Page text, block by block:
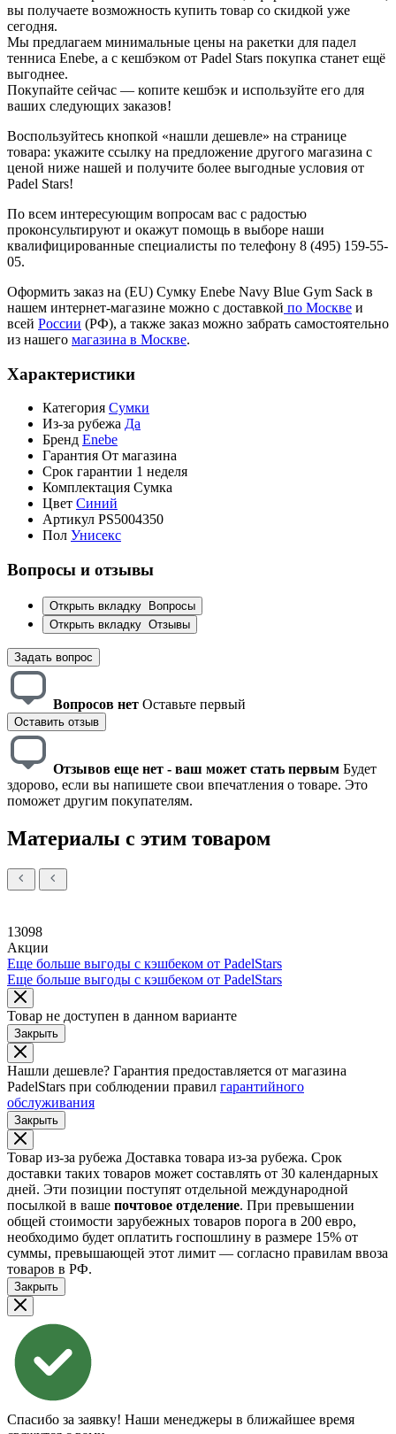
вы получаете возможность купить товар со скидкой уже
сегодня.
Мы предлагаем минимальные цены на ракетки для падел
тенниса Enebe, а с кешбэком от Padel Stars покупка станет ещё
выгоднее.
Покупайте сейчас — копите кешбэк и используйте его для
ваших следующих заказов!
Воспользуйтесь кнопкой «нашли дешевле» на странице
товара: укажите ссылку на предложение другого магазина с
ценой ниже нашей и получите более выгодные условия от
Padel Stars!
По всем интересующим вопросам вас с радостью
проконсультируют и окажут помощь в выборе наши
квалифицированные специалисты по телефону 8 (495) 159-55-
05.
Оформить заказ на (EU) Сумку Enebe Navy Blue Gym Sack в
нашем интернет-магазине можно с доставкой по Москве и
всей России (РФ), а также заказ можно забрать самостоятельно
из нашего магазина в Москве.
Характеристики
Категория Сумки
Из-за рубежа Да
Бренд Enebe
Гарантия От магазина
Срок гарантии 1 неделя
Комплектация Сумка
Цвет Синий
Артикул PS5004350
Пол Унисекс
Вопросы и отзывы
Открыть вкладку
Вопросы
Открыть вкладку Отзывы
Задать вопрос
Вопросов нет Оставьте первый
Оставить отзыв
Отзывов еще нет - ваш может стать первым Будет
здорово, если вы напишете свои впечатления о товаре. Это
поможет другим покупателям.
Материалы с этим товаром
13098
Акции
Еще больше выгоды с кэшбеком от PadelStars
Еще больше выгоды с кэшбеком от PadelStars
Товар не доступен в данном варианте
Закрыть
Нашли дешевле? Гарантия предоставляется от магазина
PadelStars при соблюдении правил гарантийного
обслуживания
Закрыть
Товар из-за рубежа Доставка товара из-за рубежа. Срок
доставки таких товаров может составлять от 30 календарных
дней. Эти позиции поступят отдельной международной
посылкой в ваше почтовое отделение. При превышении
общей стоимости зарубежных товаров порога в 200 евро,
необходимо будет оплатить госпошлину в размере 15% от
суммы, превышающей этот лимит — согласно правилам ввоза
товаров в РФ.
Закрыть
Спасибо за заявку! Наши менеджеры в ближайшее время